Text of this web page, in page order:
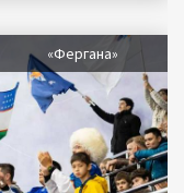
«Фергана»